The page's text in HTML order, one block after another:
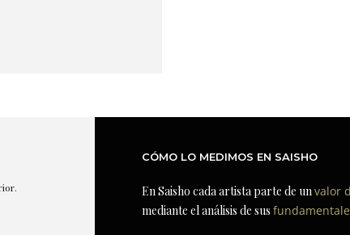
CÓMO LO MEDIMOS EN SAISHO
En Saisho cada artista parte de unvalor
mediante el análisis de sus